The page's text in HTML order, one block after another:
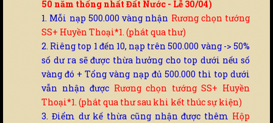
50 năm thống nhất Đất Nước - Lễ 30/04)
1. Mỗi nạp 500.000 vàng nhận Rương chọn tướng
SS+ Huyền Thoại*1. (phát qua thư)
2. Riêng top 1 đến 10, nạp trên 500.000 vàng -> 50%
số dư ra sẽ được thừa hưởng cho top dưới nếu số
vàng đó + Tổng vàng nạp đủ 500.000 thì top dưới
vẫn nhận được Rương chọn tướng SS+ Huyền
Thoại*1. (phát qua thư sau khi kết thúc sự kiện)
3. Điểm dư kế thừa cũng nhận được thêm Hộp